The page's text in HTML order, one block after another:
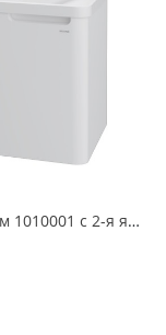
Тумба подвесная Grossman АДЕЛЬ 100 см 1010001 с 2-я ящ. белая